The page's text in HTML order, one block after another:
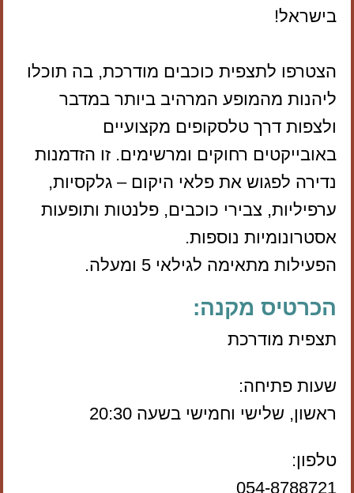
בישראל!
הצטרפו לתצפית כוכבים מודרכת, בה תוכלו
ליהנות מהמופע המרהיב ביותר במדבר
ולצפות דרך טלסקופים מקצועיים
באובייקטים רחוקים ומרשימים. זו הזדמנות
נדירה לפגוש את פלאי היקום – גלקסיות,
ערפיליות, צבירי כוכבים, פלנטות ותופעות
אסטרונומיות נוספות.
הפעילות מתאימה לגילאי 5 ומעלה.
הכרטיס מקנה:
תצפית מודרכת
שעות פתיחה:
ראשון, שלישי וחמישי בשעה 20:30
טלפון:
054-8788721